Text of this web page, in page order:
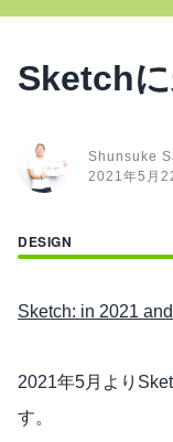
Sketch
Shunsuke
2021年5月
Sketch: in 2021
2021年5月より
す。